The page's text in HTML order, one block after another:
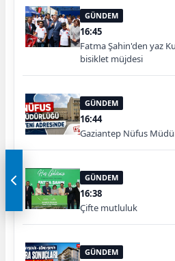
GÜNDEM
16:45
Fatma Şahin'den yaz
bisiklet müjdesi
GÜNDEM
16:44
Gaziantep Nüfus
GÜNDEM
16:38
Çifte mutluluk
GÜNDEM